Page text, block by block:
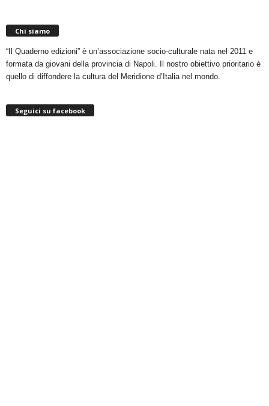
Chi siamo
“Il Quaderno edizioni” è un’associazione socio-culturale nata nel 2011 e
formata da giovani della provincia di Napoli. Il nostro obiettivo prioritario è
quello di diffondere la cultura del Meridione d’Italia nel mondo.
Seguici su facebook